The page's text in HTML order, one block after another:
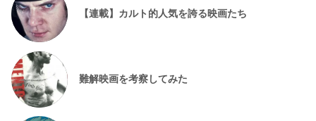
【連載】カルト的人気を誇る映画たち
難解映画を考察してみた